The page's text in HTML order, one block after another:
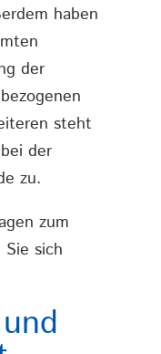
haben
der
steht
der
zu.
zum
sich